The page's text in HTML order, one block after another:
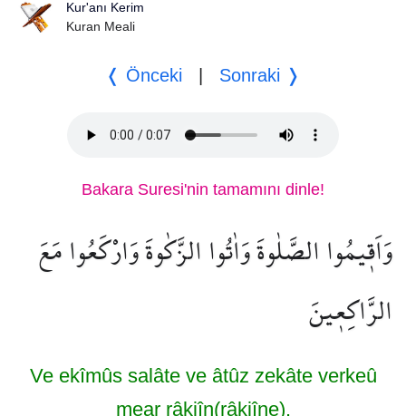
Kur'anı Kerim
Kuran Meali
❬ Önceki Sonraki ❭
Bakara Suresi'nin tamamını dinle!
وَاَق۪يمُوا الصَّلٰوةَ وَاٰتُوا الزَّكٰوةَ وَارْكَعُوا مَعَ
الرَّاكِع۪ينَ
Ve ekîmûs salâte ve âtûz zekâte verkeû
mear râkiîn(râkiîne).